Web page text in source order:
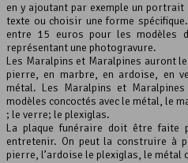
en y ajoutant par exemple un
texte ou choisir une forme
entre 15 euros pour les modèles
représentant une photogravure.
Les Maralpins et Maralpines auront
pierre, en marbre, en ardoise, en
métal. Les Maralpins et
modèles concoctés avec le métal, le
; le verre; le plexiglas.
La plaque funéraire doit être
entretenir. On peut la construire à
pierre, l’ardoise le plexiglas, le métal